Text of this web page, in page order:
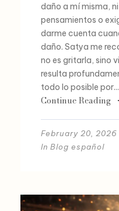
daño a mí misma,
pensamientos o
darme cuenta
daño. Satya me
no es gritarla, sino
resulta
todo lo posible por...
Continue Reading
February 20, 2026
In Blog español